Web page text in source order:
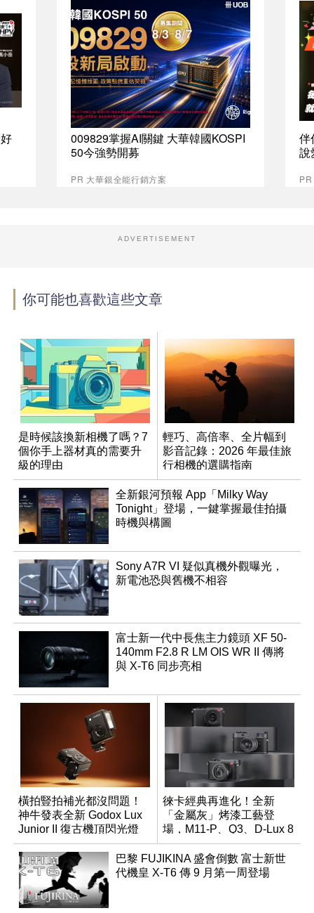
009829掌握AI關鍵 大華韓國KOSPI
50今強勢開募
PR 大華銀全能行銷方案
伴
說
ADVERTISEMENT
你可能也喜歡這些文章
是時候該換新相機了嗎？7
個你手上器材真的需要升
級的理由
輕巧、高倍率、全片幅到
影音記錄：2026 年最佳旅
行相機的選購指南
全新銀河預報 App「Milky Way
Tonight」登場，一鍵掌握最佳拍攝
時機與構圖
Sony A7R VI 疑似真機外觀曝光，
新電池恐與舊機不相容
富士新一代中長焦主力鏡頭 XF 50-
140mm F2.8 R LM OIS WR II 傳將
與 X-T6 同步亮相
橫拍豎拍補光都沒問題！
神牛發表全新 Godox Lux
Junior II 復古機頂閃光燈
徠卡經典再進化！全新
「金屬灰」烤漆工藝登
場，M11-P、Q3、D-Lux 8
領銜換裝
巴黎 FUJIKINA 盛會倒數 富士新世
代機皇 X-T6 傳 9 月第一周登場